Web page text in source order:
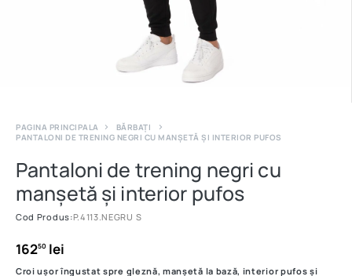
PAGINA PRINCIPALA
BĂRBAȚI
PANTALONI DE TRENING NEGRI CU MANȘETĂ ȘI INTERIOR PUFOS
Pantaloni de trening negri cu
manșetă și interior pufos
Cod Produs:P.4113.NEGRU S
16250 lei
Croi ușor îngustat spre gleznă, manșetă la bază, interior pufos și